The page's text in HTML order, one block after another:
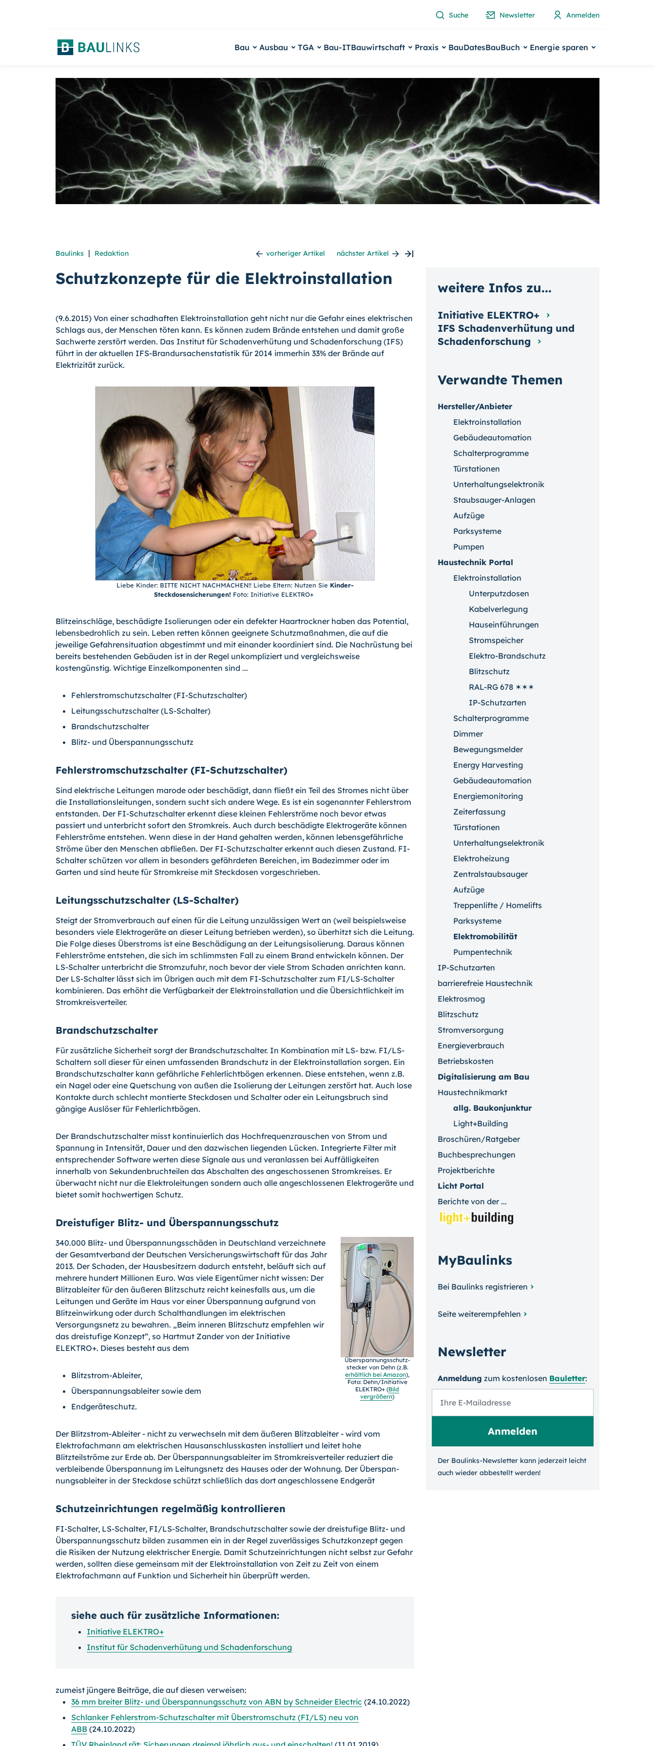
Suche Newsletter Anmelden
Bau Ausbau TGA Bau-ITBauwirtschaft Praxis BauDatesBauBuch Energie sparen
Baulinks | Redaktion vorheriger Artikel nächster Artikel
Schutzkonzepte für die Elektroinstallation
(9.6.2015) Von einer schadhaften Elektroinstallation geht nicht nur die Gefahr eines elektrischen
Schlags aus, der Menschen töten kann. Es können zudem Brände entste­hen und damit große
Sachwerte zerstört werden. Das Institut für Schadenverhütung und Schadenforschung (IFS)
führt in der aktuellen IFS-Brandursachenstatistik für 2014 immerhin 33% der Brände auf
Elektrizität zurück.
Liebe Kinder: BITTE NICHT NACHMACHEN!! Liebe Eltern: Nutzen Sie Kinder-
Steckdosensicherungen! Foto: Initiative ELEKTRO+
Blitzeinschläge, beschädigte Isolierungen oder ein defekter Haartrockner haben das Potential,
lebensbedrohlich zu sein. Leben retten können geeignete Schutzmaßnah­men, die auf die
jeweilige Gefahrensituation abgestimmt und mit einander koordiniert sind. Die Nachrüstung bei
bereits bestehenden Gebäuden ist in der Regel unkompliziert und vergleichsweise
kostengünstig. Wichtige Einzelkomponenten sind ...
Fehlerstromschutzschalter (FI-Schutzschalter)
Leitungsschutzschalter (LS-Schalter)
Brandschutzschalter
Blitz- und Überspannungsschutz
Fehlerstromschutzschalter (FI-Schutzschalter)
Sind elektrische Leitungen marode oder beschädigt, dann fließt ein Teil des Stromes nicht über
die Installationsleitungen, sondern sucht sich andere Wege. Es ist ein so­genannter Fehlerstrom
entstanden. Der FI-Schutzschalter erkennt diese kleinen Feh­lerströme noch bevor etwas
passiert und unterbricht sofort den Stromkreis. Auch durch beschädigte Elektrogeräte können
Fehlerströme entstehen. Wenn diese in der Hand gehalten werden, können lebensgefährliche
Ströme über den Menschen abflie­ßen. Der FI-Schutzschalter erkennt auch diesen Zustand. FI-
Schalter schützen vor allem in besonders gefährdeten Bereichen, im Badezimmer oder im
Garten und sind heute für Stromkreise mit Steckdosen vorgeschrieben.
Leitungsschutzschalter (LS-Schalter)
Steigt der Stromverbrauch auf einen für die Leitung unzulässigen Wert an (weil bei­spielsweise
besonders viele Elektrogeräte an dieser Leitung betrieben werden), so überhitzt sich die Leitung.
Die Folge dieses Überstroms ist eine Beschädigung an der Leitungsisolierung. Daraus können
Fehlerströme entstehen, die sich im schlimmsten Fall zu einem Brand entwickeln können. Der
LS-Schalter unterbricht die Stromzufuhr, noch bevor der viele Strom Schaden anrichten kann.
Der LS-Schalter lässt sich im Übrigen auch mit dem FI-Schutzschalter zum FI/LS-Schalter
kombinieren. Das erhöht die Verfügbarkeit der Elektroinstallation und die Übersichtlichkeit im
Stromkreisvertei­ler.
Brandschutzschalter
Für zusätzliche Sicherheit sorgt der Brandschutzschalter. In Kombination mit LS- bzw. FI/LS-
Schaltern soll dieser für einen umfassenden Brandschutz in der Elektroinstalla­tion sorgen. Ein
Brandschutzschalter kann gefährliche Fehlerlichtbögen erkennen. Die­se entstehen, wenn z.B.
ein Nagel oder eine Quetschung von außen die Isolierung der Leitungen zerstört hat. Auch lose
Kontakte durch schlecht montierte Steckdosen und Schalter oder ein Leitungsbruch sind
gängige Auslöser für Fehlerlichtbögen.
Der Brandschutzschalter misst kontinuierlich das Hochfrequenzrauschen von Strom und
Spannung in Intensität, Dauer und den dazwischen liegenden Lücken. Integrierte Filter mit
entsprechender Software werten diese Signale aus und veranlassen bei Auf­fälligkeiten
innerhalb von Sekundenbruchteilen das Abschalten des angeschossenen Stromkreises. Er
überwacht nicht nur die Elektroleitungen sondern auch alle ange­schlossenen Elektrogeräte und
bietet somit hochwertigen Schutz.
Dreistufiger Blitz- und Überspannungsschutz
Überspannungsschutz­
stecker von Dehn (z.B.
erhältlich bei Amazon),
Foto: Dehn/Initiative
ELEKTRO+ (Bild
vergrößern)
340.000 Blitz- und Überspannungsschäden in Deutschland ver­zeichnete
der Gesamtverband der Deutschen Versicherungs­wirtschaft für das Jahr
2013. Der Schaden, der Hausbesitzern dadurch entsteht, beläuft sich auf
mehrere hundert Millionen Euro. Was viele Eigentümer nicht wissen: Der
Blitzableiter für den äußeren Blitzschutz reicht keinesfalls aus, um die
Leitun­gen und Geräte im Haus vor einer Überspannung aufgrund von
Blitzeinwirkung oder durch Schalthandlungen im elektrischen
Versorgungsnetz zu bewahren. „Beim inneren Blitzschutz emp­fehlen wir
das dreistufige Konzept“, so Hartmut Zander von der Initiative
ELEKTRO+. Dieses besteht aus dem
Blitzstrom-Ableiter,
Überspannungsableiter sowie dem
Endgeräteschutz.
Der Blitzstrom-Ableiter - nicht zu verwechseln mit dem äuße­ren Blitzableiter - wird vom
Elektrofachmann am elektrischen Hausanschlusskasten installiert und leitet hohe
Blitzteilströme zur Erde ab. Der Überspannungsableiter im Stromkreisverteiler reduziert die
verblei­bende Überspannung im Leitungsnetz des Hauses oder der Wohnung. Der Überspan­
nungsableiter in der Steckdose schützt schließlich das dort angeschlossene Endgerät
Schutzeinrichtungen regelmäßig kontrollieren
FI-Schalter, LS-Schalter, FI/LS-Schalter, Brandschutzschalter sowie der dreistufi­ge Blitz- und
Überspannungsschutz bilden zusammen ein in der Regel zuverlässiges Schutzkonzept gegen
die Risiken der Nutzung elektrischer Energie. Damit Schutzein­richtungen nicht selbst zur Gefahr
werden, sollten diese gemeinsam mit der Elektro­installation von Zeit zu Zeit von einem
Elektrofachmann auf Funktion und Sicherheit hin überprüft werden.
siehe auch für zusätzliche Informationen:
Initiative ELEKTRO+
Institut für Schadenverhütung und Schadenforschung
zumeist jüngere Beiträge, die auf diesen verweisen:
36 mm breiter Blitz- und Überspannungsschutz von ABN by Schneider Electric (24.10.2022)
Schlanker Fehlerstrom-Schutzschalter mit Überstromschutz (FI/LS) neu von
ABB (24.10.2022)
Verwandte Themen
Hersteller/Anbieter
Elektroinstallation
Gebäudeautomation
Schalterprogramme
Türstationen
Unterhaltungselektronik
Staubsauger-Anlagen
Aufzüge
Parksysteme
Pumpen
Haustechnik Portal
Elektroinstallation
Unterputzdosen
Kabelverlegung
Hauseinführungen
Stromspeicher
Elektro-Brandschutz
Blitzschutz
RAL-RG 678 ✶✶✶
IP-Schutzarten
Schalterprogramme
Dimmer
Bewegungsmelder
Energy Harvesting
Gebäudeautomation
Energiemonitoring
Zeiterfassung
Türstationen
Unterhaltungselektronik
Elektroheizung
Zentralstaubsauger
Aufzüge
Treppenlifte / Homelifts
Parksysteme
Elektromobilität
Pumpentechnik
IP-Schutzarten
barrierefreie Haustechnik
Elektrosmog
Blitzschutz
Stromversorgung
Energieverbrauch
Betriebskosten
Digitalisierung am Bau
Haustechnikmarkt
allg. Baukonjunktur
Light+Building
Broschüren/Ratgeber
Buchbesprechungen
Projektberichte
Licht Portal
Berichte von der ...
MyBaulinks
Bei Baulinks registrieren
Seite weiterempfehlen
Newsletter
Anmeldung zum kosten­losen Bauletter:
Der Baulinks-Newsletter kann jeder­zeit leicht
auch wieder ab­bestellt werden!
weitere Infos zu...
Initiative ELEKTRO+
IFS Schadenverhütung und
Schadenforschung